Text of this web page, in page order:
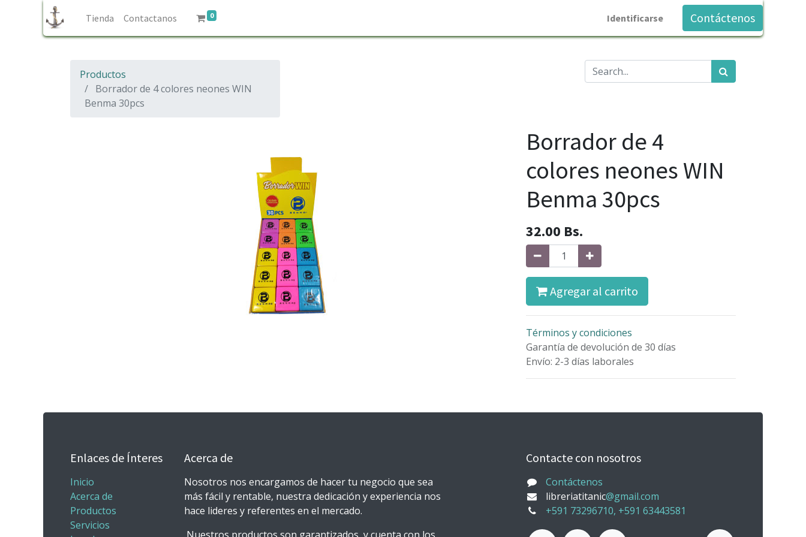
Tienda Contactanos 0 Identificarse Contáctenos
Productos
Borrador de 4 colores neones WIN
Benma 30pcs
Borrador de 4
colores neones WIN
Benma 30pcs
32.00 Bs.
Agregar al carrito
Términos y condiciones
Garantía de devolución de 30 días
Envío: 2-3 días laborales
Enlaces de Ínteres
Inicio
Acerca de
Productos
Servicios
Acerca de
Nosotros nos encargamos de hacer tu negocio que sea
más fácil y rentable, nuestra dedicación y experiencia nos
hace lideres y referentes en el mercado.
Contacte con nosotros
Contáctenos
libreriatitanic@gmail.com
+591 73296710, +591 63443581